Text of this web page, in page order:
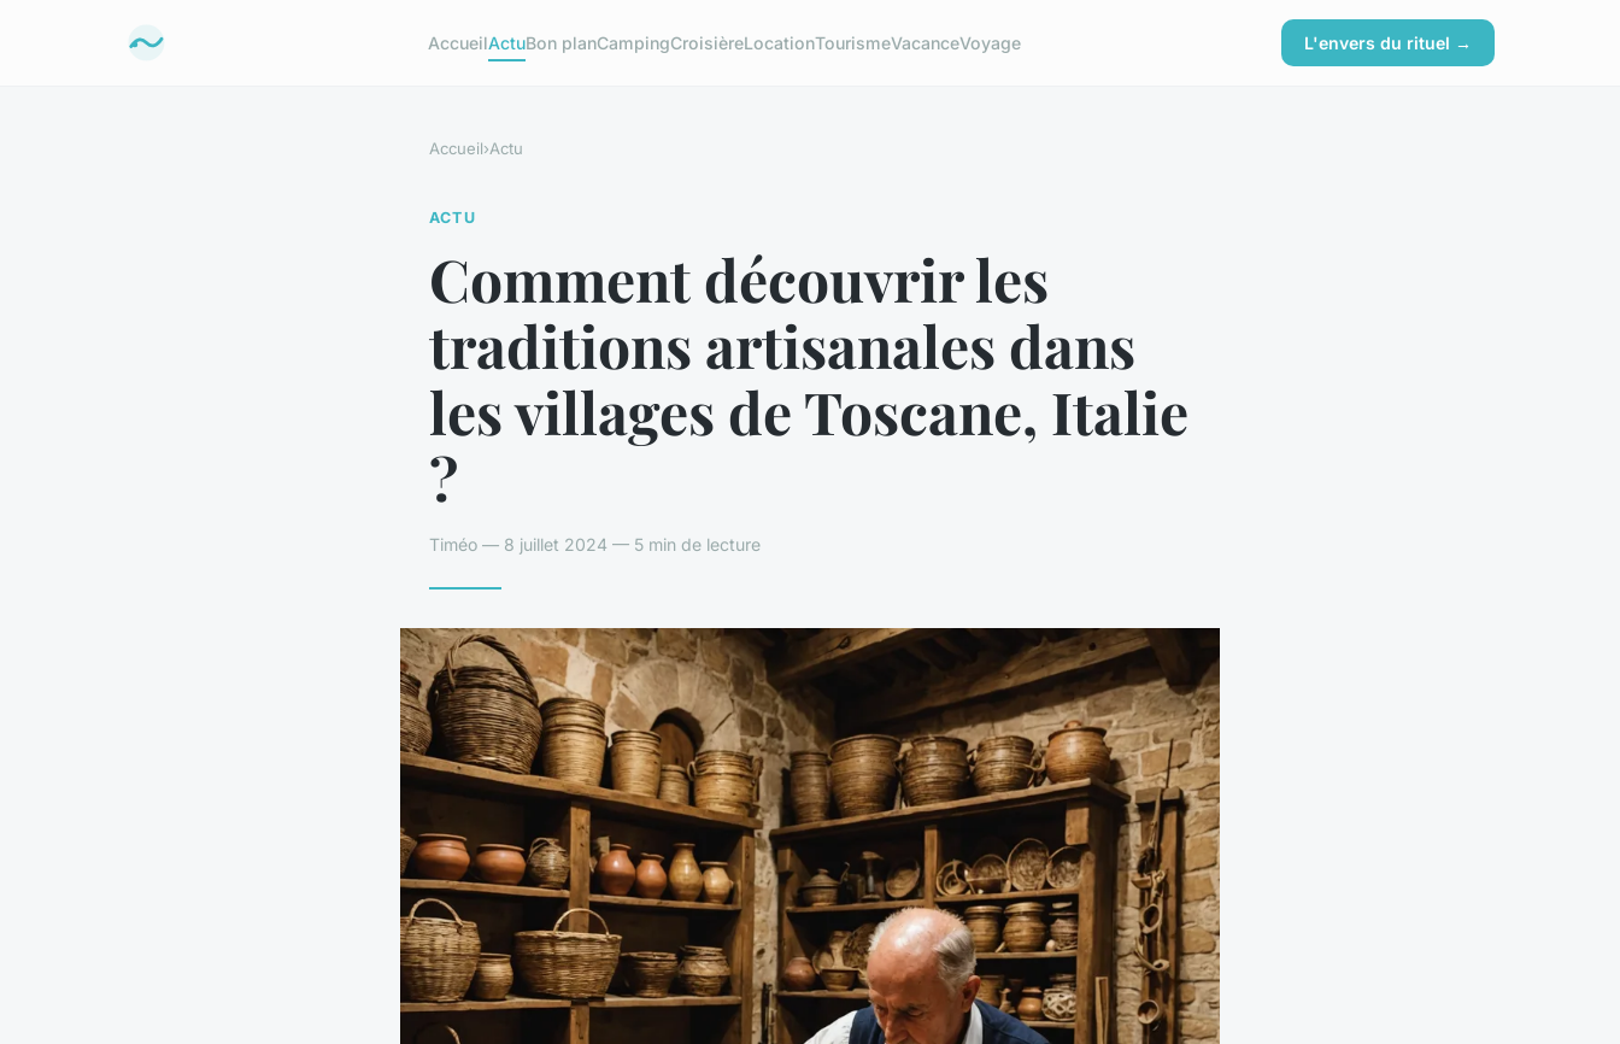
AccueilActuBon planCampingCroisièreLocationTourismeVacanceVoyage L'envers du rituel →
Accueil›Actu
ACTU
Comment découvrir les
traditions artisanales dans
les villages de Toscane, Italie
?
Timéo — 8 juillet 2024 — 5 min de lecture